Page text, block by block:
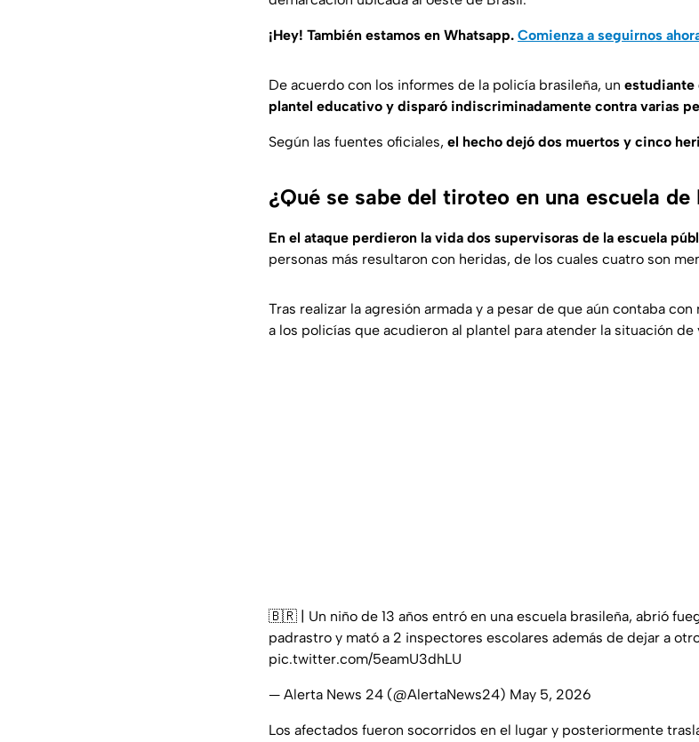
¡Hey! También estamos en Whatsapp. Comienza a seguirnos
De acuerdo con los informes de la policía brasileña, un estudiante
plantel educativo y disparó indiscriminadamente contra varias
Según las fuentes oficiales, el hecho dejó dos muertos y cinco
¿Qué se sabe del tiroteo en una escuela de
En el ataque perdieron la vida dos supervisoras de la escuela
personas más resultaron con heridas, de los cuales cuatro son
Tras realizar la agresión armada y a pesar de que aún contaba
a los policías que acudieron al plantel para atender la situación de
🇧🇷 | Un niño de 13 años entró en una escuela brasileña, abrió
padrastro y mató a 2 inspectores escolares además de dejar a
pic.twitter.com/5eamU3dhLU
— Alerta News 24 (@AlertaNews24) May 5, 2026
Los afectados fueron socorridos en el lugar y posteriormente